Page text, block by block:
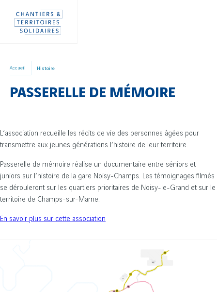
directement
Accueil Histoire
PASSERELLE DE MÉMOIRE
L’association recueille les récits de vie des personnes âgées pour
transmettre aux jeunes générations l’histoire de leur territoire.
Passerelle de mémoire réalise un documentaire entre séniors et
juniors sur l’histoire de la gare Noisy-Champs. Les témoignages filmés
se dérouleront sur les quartiers prioritaires de Noisy-le-Grand et sur le
territoire de Champs-sur-Marne.
En savoir plus sur cette association